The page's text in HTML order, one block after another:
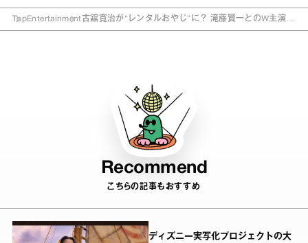
TopEntertainment古舘寛治が“レンタルおやじ”に？ 滝藤賢一とのW主演ド
Recommend
こちらの記事もおすすめ
ディズニー実写化プロジェクトの大